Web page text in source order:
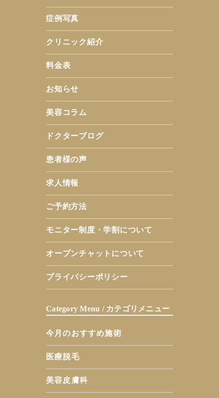
症例写真
クリニック紹介
料金表
お知らせ
美容コラム
ドクターブログ
患者様の声
求人情報
ご予約方法
モニター制度・学割について
オープンチャットについて
プライバシーポリシー
Category Menu / カテゴリメニュー
今月のおすすめ施術
医療脱毛
美容皮膚科